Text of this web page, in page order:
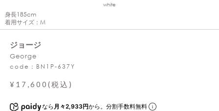
white
身長185cm
着用サイズ：M
ジョージ
George
code：BN1P-637Y
¥17,600(税込)
なら 月々2,933円から。分割手数料無料